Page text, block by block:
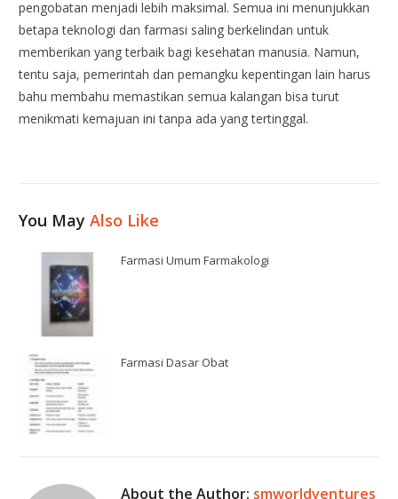
pengobatan menjadi lebih maksimal. Semua ini menunjukkan
betapa teknologi dan farmasi saling berkelindan untuk
memberikan yang terbaik bagi kesehatan manusia. Namun,
tentu saja, pemerintah dan pemangku kepentingan lain harus
bahu membahu memastikan semua kalangan bisa turut
menikmati kemajuan ini tanpa ada yang tertinggal.
You MayAlso Like
Farmasi Umum Farmakologi
Farmasi Dasar Obat
About the Author: smworldventures